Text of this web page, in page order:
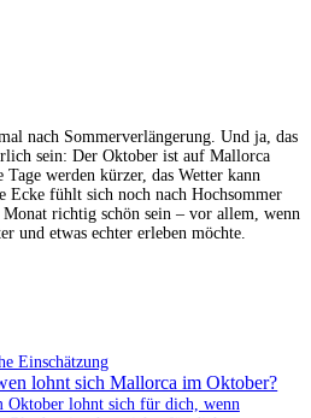
nach Sommerverlängerung. Und ja, das
sein: Der Oktober ist auf Mallorca
werden kürzer, das Wetter kann
Ecke fühlt sich noch nach Hochsommer
richtig schön sein – vor allem, wenn
und etwas echter erleben möchte.
Einschätzung
lohnt sich Mallorca im Oktober?
Oktober lohnt sich für dich, wenn